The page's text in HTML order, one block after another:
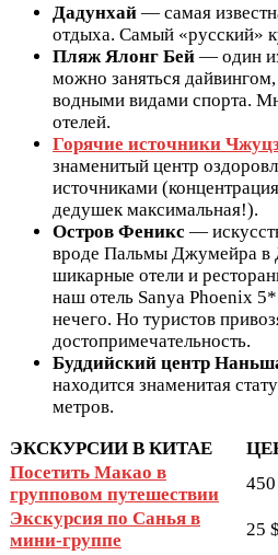
Дадунхай — самая
отдыха. Самый «русский»
Пляж Ялонг Бей — один
можно заняться
водными видами спорта.
отелей.
Горячие источники
знаменитый центр
источниками
дедушек максимальная!).
Остров Феникс —
вроде Пальмы Джумейра в
шикарные отели и
наш отель Sanya Phoenix
нечего. Но туристов
достопримечательность.
Буддийский центр
находится знаменитая
метров.
ЭКСКУРСИИ В КИТАЕ
Посетить Макао в
групповом путешествии
Экскурсия по Санья в
мини-группе
25 $